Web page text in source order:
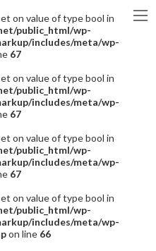
on value of type bool in
public_html/wp-
includes/meta/wp-
67
on value of type bool in
public_html/wp-
includes/meta/wp-
67
on value of type bool in
public_html/wp-
includes/meta/wp-
67
on value of type bool in
public_html/wp-
includes/meta/wp-
on line 66